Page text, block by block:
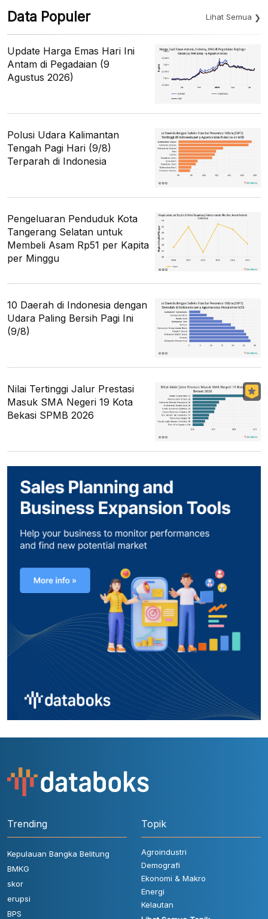
Data Populer Lihat Semua
Update Harga Emas Hari Ini
Antam di Pegadaian (9
Agustus 2026)
Polusi Udara Kalimantan
Tengah Pagi Hari (9/8)
Terparah di Indonesia
Pengeluaran Penduduk Kota
Tangerang Selatan untuk
Membeli Asam Rp51 per Kapita
per Minggu
10 Daerah di Indonesia dengan
Udara Paling Bersih Pagi Ini
(9/8)
Nilai Tertinggi Jalur Prestasi
Masuk SMA Negeri 19 Kota
Bekasi SPMB 2026
Trending
Kepulauan Bangka Belitung
BMKG
skor
erupsi
BPS
Topik
Agroindustri
Demografi
Ekonomi & Makro
Energi
Kelautan